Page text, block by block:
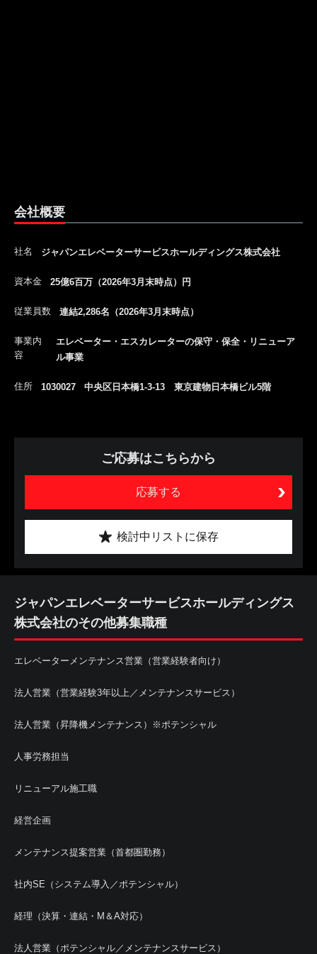
会社概要
社名 ジャパンエレベーターサービスホールディングス株式会社
資本金 25億6百万（2026年3月末時点）円
従業員数 連結2,286名（2026年3月末時点）
事業内
容
エレベーター・エスカレーターの保守・保全・リニューア
ル事業
住所 1030027 中央区日本橋1-3-13 東京建物日本橋ビル5階
ご応募はこちらから
応募する
検討中リストに保存
ジャパンエレベーターサービスホールディングス
株式会社のその他募集職種
エレベーターメンテナンス営業（営業経験者向け）
法人営業（営業経験3年以上／メンテナンスサービス）
法人営業（昇降機メンテナンス）※ポテンシャル
人事労務担当
リニューアル施工職
経営企画
メンテナンス提案営業（首都圏勤務）
社内SE（システム導入／ポテンシャル）
経理（決算・連結・M＆A対応）
法人営業（ポテンシャル／メンテナンスサービス）